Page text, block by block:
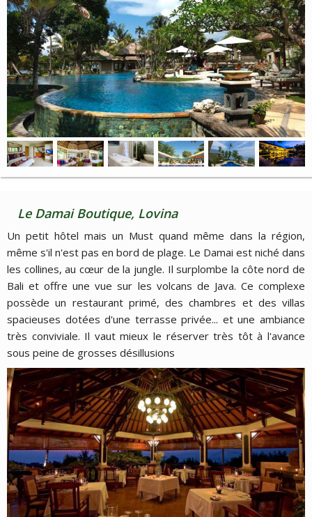
Le Damai Boutique, Lovina
Un petit hôtel mais un Must quand même dans la région,
même s'il n'est pas en bord de plage. Le Damai est niché dans
les collines, au cœur de la jungle. Il surplombe la côte nord de
Bali et offre une vue sur les volcans de Java. Ce complexe
possède un restaurant primé, des chambres et des villas
spacieuses dotées d'une terrasse privée... et une ambiance
très conviviale. Il vaut mieux le réserver très tôt à l'avance
sous peine de grosses désillusions